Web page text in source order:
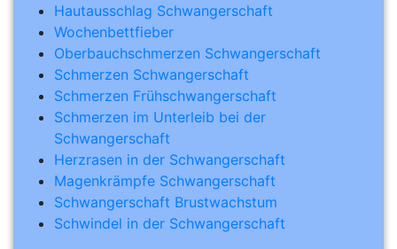
Hautausschlag Schwangerschaft
Wochenbettfieber
Oberbauchschmerzen Schwangerschaft
Schmerzen Schwangerschaft
Schmerzen Frühschwangerschaft
Schmerzen im Unterleib bei der
Schwangerschaft
Herzrasen in der Schwangerschaft
Magenkrämpfe Schwangerschaft
Schwangerschaft Brustwachstum
Schwindel in der Schwangerschaft